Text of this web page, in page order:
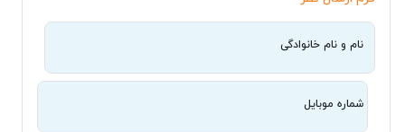
نام و نام خانوادگی
شماره موبایل